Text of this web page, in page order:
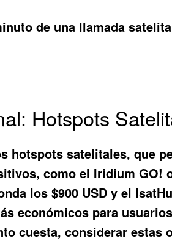
de una llamada
Hotspots
hotspots satelitales, que
como el Iridium GO!
los $900 USD y el
económicos para
cuesta, considerar estas